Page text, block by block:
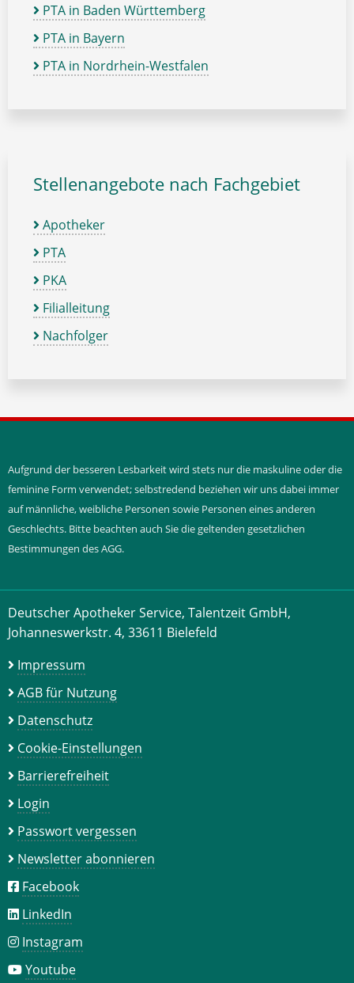
PTA in Baden Württemberg
PTA in Bayern
PTA in Nordrhein-Westfalen
Stellenangebote nach Fachgebiet
Apotheker
PTA
PKA
Filialleitung
Nachfolger
Aufgrund der besseren Lesbarkeit wird stets nur die maskuline oder die
feminine Form verwendet; selbstredend beziehen wir uns dabei immer
auf männliche, weibliche Personen sowie Personen eines anderen
Geschlechts. Bitte beachten auch Sie die geltenden gesetzlichen
Bestimmungen des AGG.
Deutscher Apotheker Service, Talentzeit GmbH,
Johanneswerkstr. 4, 33611 Bielefeld
Impressum
AGB für Nutzung
Datenschutz
Cookie-Einstellungen
Barrierefreiheit
Login
Passwort vergessen
Newsletter abonnieren
Facebook
LinkedIn
Instagram
Youtube